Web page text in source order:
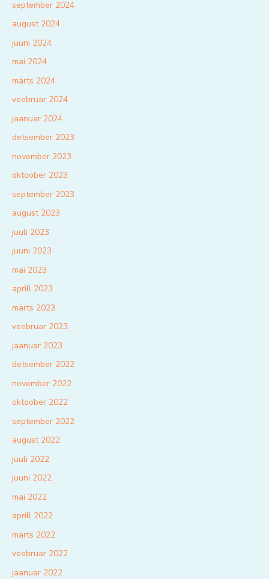
september 2024
august 2024
juuni 2024
mai 2024
märts 2024
veebruar 2024
jaanuar 2024
detsember 2023
november 2023
oktoober 2023
september 2023
august 2023
juuli 2023
juuni 2023
mai 2023
aprill 2023
märts 2023
veebruar 2023
jaanuar 2023
detsember 2022
november 2022
oktoober 2022
september 2022
august 2022
juuli 2022
juuni 2022
mai 2022
aprill 2022
märts 2022
veebruar 2022
jaanuar 2022